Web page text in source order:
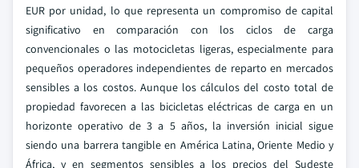
EUR por unidad, lo que representa un compromiso de capital
significativo en comparación con los ciclos de carga
convencionales o las motocicletas ligeras, especialmente para
pequeños operadores independientes de reparto en mercados
sensibles a los costos. Aunque los cálculos del costo total de
propiedad favorecen a las bicicletas eléctricas de carga en un
horizonte operativo de 3 a 5 años, la inversión inicial sigue
siendo una barrera tangible en América Latina, Oriente Medio y
África, y en segmentos sensibles a los precios del Sudeste